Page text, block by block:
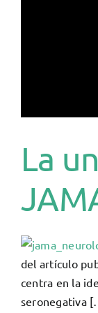
La
del artículo
centra en la
seronegativa